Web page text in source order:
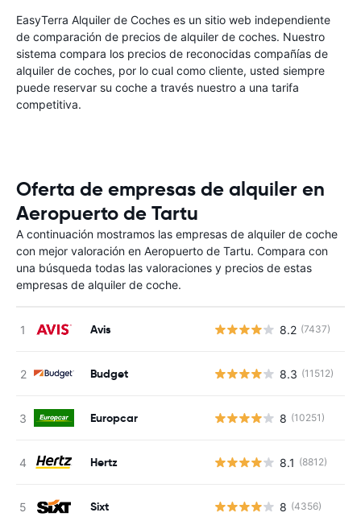
EasyTerra Alquiler de Coches es un sitio web independiente
de comparación de precios de alquiler de coches. Nuestro
sistema compara los precios de reconocidas compañías de
alquiler de coches, por lo cual como cliente, usted siempre
puede reservar su coche a través nuestro a una tarifa
competitiva.
Oferta de empresas de alquiler en
Aeropuerto de Tartu
A continuación mostramos las empresas de alquiler de coche
con mejor valoración en Aeropuerto de Tartu. Compara con
una búsqueda todas las valoraciones y precios de estas
empresas de alquiler de coche.
Avis 8.2 (7437)
Budget 8.3 (11512)
Europcar 8 (10251)
Hertz 8.1 (8812)
Sixt 8 (4356)